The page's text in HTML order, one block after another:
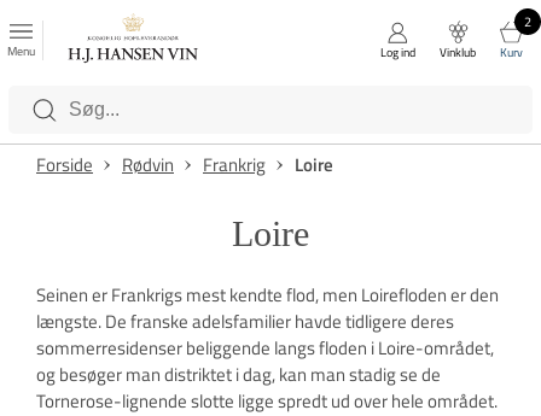
Luk
Kategorier
Menu Log ind Vinklub
2
Kurv
Forside Rødvin Frankrig Loire
Loire
Seinen er Frankrigs mest kendte flod, men Loirefloden er den
længste. De franske adelsfamilier havde tidligere deres
sommerresidenser beliggende langs floden i Loire-området,
og besøger man distriktet i dag, kan man stadig se de
Tornerose-lignende slotte ligge spredt ud over hele området.